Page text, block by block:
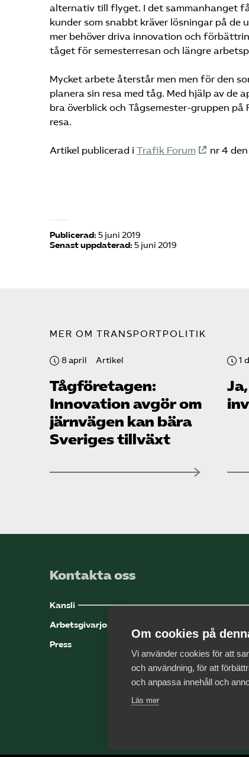
alternativ till flyget. I det sammanhanget
kunder som snabbt kräver lösningar på de
mer behöver driva innovation och
tåget för semesterresan och längre
Mycket arbete återstår men men för den
planera sin resa med tåg. Med hjälp av de
bra överblick och Tågsemester-gruppen
resa.
Artikel publicerad i Trafik Forum nr 4
Publicerad: 5 juni 2019
Senast uppdaterad: 5 juni 2019
MER OM TRANSPORTPOLITIK
8 april Artikel
Tåg­företagen:
Innovation avgör om
järnvägen kan bära
Sveriges tillväxt
1
Kontakta oss
Kansli
Arbetsgivarjouren
Press
Om cookies på
Vi använder cookies för att
och användning, för att
och anpassa innehåll och
Läs mer